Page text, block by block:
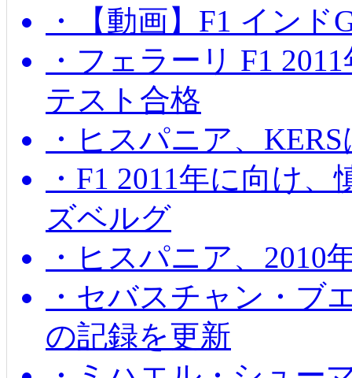
・【動画】F1 イン
・フェラーリ F1
テスト合格
・ヒスパニア、
・F1 2011年に向け
ズベルグ
・ヒスパニア、2010
・セバスチャン・ブ
の記録を更新